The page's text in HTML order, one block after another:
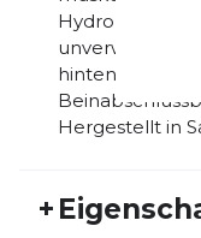
Hydrophobes
unverwüstlich
hinten am
Hergestellt in
+